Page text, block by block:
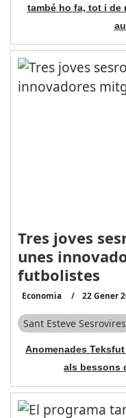
també ho fa, tot i de
Tres joves
unes
futbolistes
Economia 22 Gener
Sant Esteve Sesrovires
Anomenades
als bessons